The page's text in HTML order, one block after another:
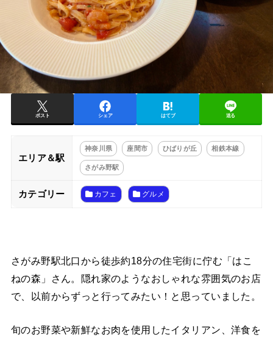
ポスト シェア はてブ 送る
エリア＆駅
神奈川県 座間市 ひばりが丘 相鉄本線
さがみ野駅
カテゴリー カフェ グルメ
さがみ野駅北口から徒歩約18分の住宅街に佇む「はこ
ねの森」さん。隠れ家のようなおしゃれな雰囲気のお店
で、以前からずっと行ってみたい！と思っていました。
旬のお野菜や新鮮なお肉を使用したイタリアン、洋食を